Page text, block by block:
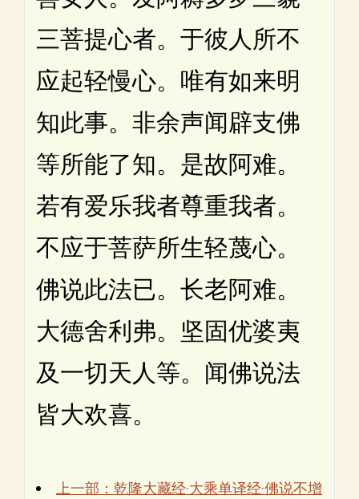
三菩提心者。于彼人所不
应起轻慢心。唯有如来明
知此事。非余声闻辟支佛
等所能了知。是故阿难。
若有爱乐我者尊重我者。
不应于菩萨所生轻蔑心。
佛说此法已。长老阿难。
大德舍利弗。坚固优婆夷
及一切天人等。闻佛说法
皆大欢喜。
上一部：乾隆大藏经·大乘单译经·佛说不增